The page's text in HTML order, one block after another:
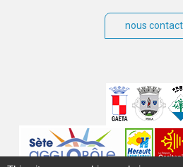
nous
partenaires